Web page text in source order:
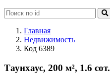
Главная
Недвижимость
Код 6389
Таунхаус, 200 м², 1.6 сот.